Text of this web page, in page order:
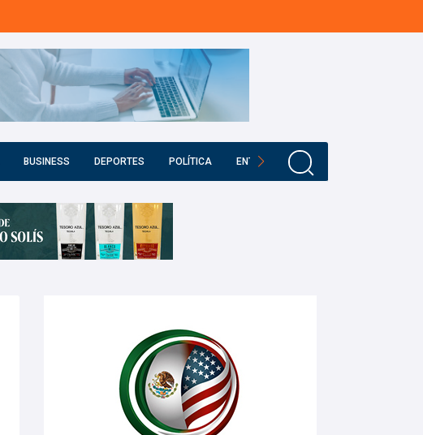
BUSINESS DEPORTES POLÍTICA ENTRETENIMIENTO